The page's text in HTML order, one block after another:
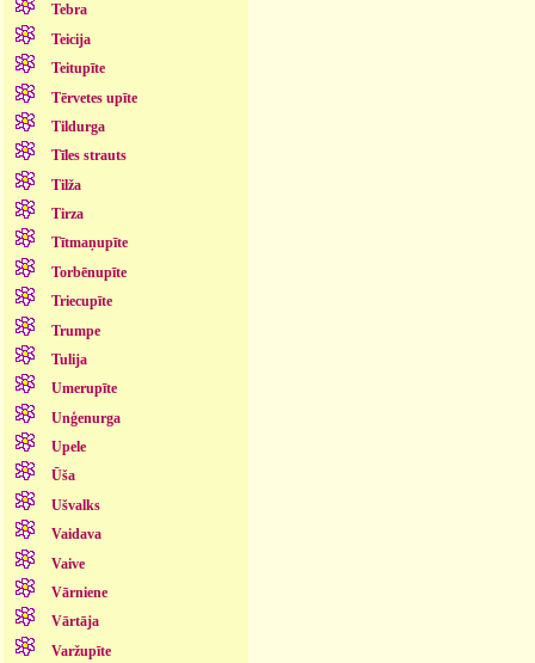
Tebra
Teicija
Teitupīte
Tērvetes upīte
Tildurga
Tīles strauts
Tilža
Tirza
Tītmaņupīte
Torbēnupīte
Triecupīte
Trumpe
Tulija
Umerupīte
Unģenurga
Upele
Ūša
Ušvalks
Vaidava
Vaive
Vārniene
Vārtāja
Varžupīte